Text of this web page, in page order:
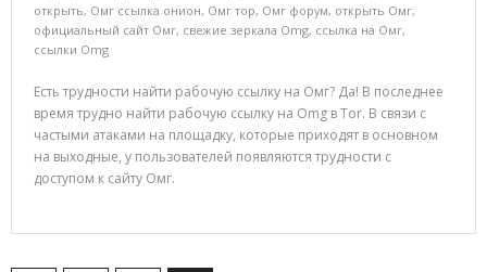
открыть, Омг ссылка онион, Омг тор, Омг форум, открыть Омг,
официальный сайт Омг, свежие зеркала Omg, ссылка на Омг,
ссылки Omg
Есть трудности найти рабочую ссылку на Омг? Да! В последнее
время трудно найти рабочую ссылку на Omg в Tor. В связи с
частыми атаками на площадку, которые приходят в основном
на выходные, у пользователей появляются трудности с
доступом к сайту Омг.